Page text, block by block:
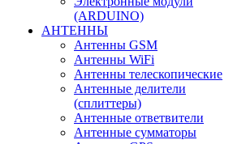
(ARDUINO)
АНТЕННЫ
Антенны GSM
Антенны WiFi
Антенны телескопические
Антенные делители
(сплиттеры)
Антенные ответвители
Антенные сумматоры